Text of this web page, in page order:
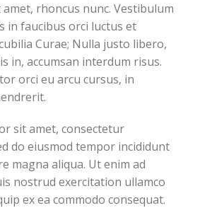
rhoncus nunc. Vestibulum
in faucibus orci luctus et
Curae; Nulla justo libero,
in, accumsan interdum risus.
orci eu arcu cursus, in
sit amet, consectetur
do eiusmod tempor incididunt
magna aliqua. Ut enim ad
nostrud exercitation ullamco
ex ea commodo consequat.